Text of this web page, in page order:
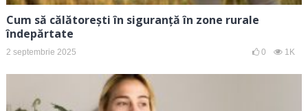
Cum să călătorești în siguranță în zone rurale
îndepărtate
2 septembrie 2025 0 1K